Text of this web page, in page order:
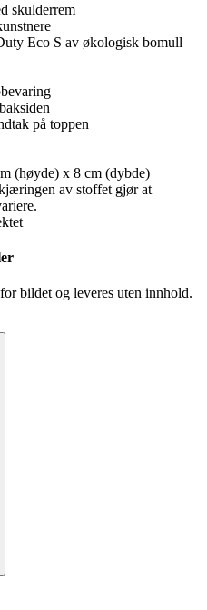
skulderrem
Eco S av økologisk bomull
bevaring
på toppen
(høyde) x 8 cm (dybde)
av stoffet gjør at
bildet og leveres uten innhold.